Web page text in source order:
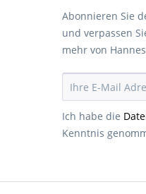
Abonnieren Sie
und verpassen
mehr von
Ich habe die
Kenntnis